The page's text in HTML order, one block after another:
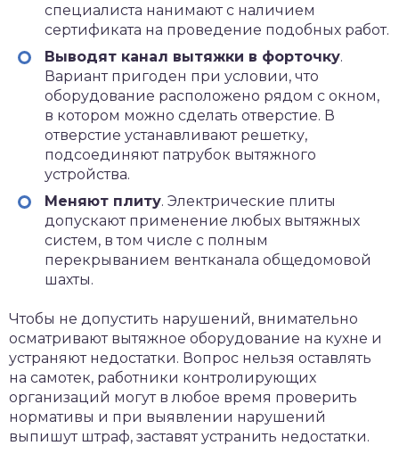
специалиста нанимают с наличием
сертификата на проведение подобных работ.
Выводят канал вытяжки в форточку.
Вариант пригоден при условии, что
оборудование расположено рядом с окном,
в котором можно сделать отверстие. В
отверстие устанавливают решетку,
подсоединяют патрубок вытяжного
устройства.
Меняют плиту. Электрические плиты
допускают применение любых вытяжных
систем, в том числе с полным
перекрыванием вентканала общедомовой
шахты.
Чтобы не допустить нарушений, внимательно
осматривают вытяжное оборудование на кухне и
устраняют недостатки. Вопрос нельзя оставлять
на самотек, работники контролирующих
организаций могут в любое время проверить
нормативы и при выявлении нарушений
выпишут штраф, заставят устранить недостатки.